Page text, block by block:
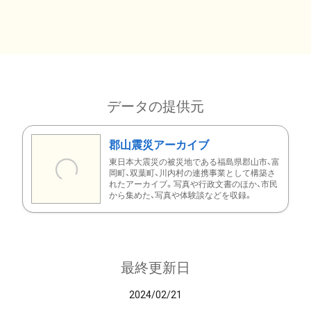
データの提供元
郡山震災アーカイブ
東日本大震災の被災地である福島県郡山市、富
岡町、双葉町、川内村の連携事業として構築さ
れたアーカイブ。写真や行政文書のほか、市民
から集めた、写真や体験談などを収録。
最終更新日
2024/02/21